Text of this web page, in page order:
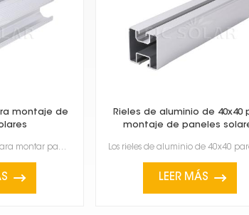
montaje de
Los rieles de aluminio para montar paneles solares son fundamentales para su instalación. Son ligero...
Rieles de aluminio de 40x40
montaje de paneles
LEER MÁS